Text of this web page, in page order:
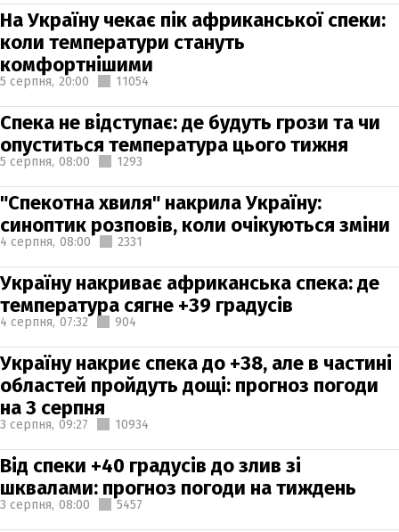
На Україну чекає пік африканської спеки:
коли температури стануть
комфортнішими
5 серпня, 20:00 11054
Спека не відступає: де будуть грози та чи
опуститься температура цього тижня
5 серпня, 08:00 1293
"Спекотна хвиля" накрила Україну:
синоптик розповів, коли очікуються зміни
4 серпня, 08:00 2331
Україну накриває африканська спека: де
температура сягне +39 градусів
4 серпня, 07:32 904
Україну накриє спека до +38, але в частині
областей пройдуть дощі: прогноз погоди
на 3 серпня
3 серпня, 09:27 10934
Від спеки +40 градусів до злив зі
шквалами: прогноз погоди на тиждень
3 серпня, 08:00 5457